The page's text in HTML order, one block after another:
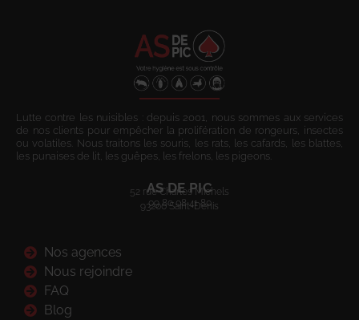
Lutte contre les nuisibles : depuis 2001, nous sommes aux services
de nos clients pour empêcher la prolifération de rongeurs, insectes
ou volatiles. Nous traitons les souris, les rats, les cafards, les blattes,
les punaises de lit, les guêpes, les frelons, les pigeons.
AS DE PIC
52 rue Charles Michels
93200 Saint-Denis
09 80 08 41 80
Nos agences
Nous rejoindre
FAQ
Blog